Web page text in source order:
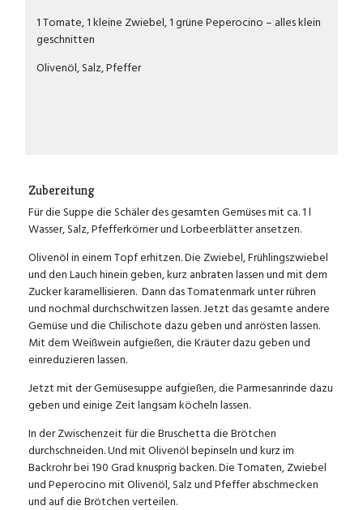
1 Tomate, 1 kleine Zwiebel, 1 grüne Peperocino – alles klein
geschnitten
Olivenöl, Salz, Pfeffer
Zubereitung
Für die Suppe die Schäler des gesamten Gemüses mit ca. 1 l
Wasser, Salz, Pfefferkörner und Lorbeerblätter ansetzen.
Olivenöl in einem Topf erhitzen. Die Zwiebel, Frühlingszwiebel
und den Lauch hinein geben, kurz anbraten lassen und mit dem
Zucker karamellisieren. Dann das Tomatenmark unter rühren
und nochmal durchschwitzen lassen. Jetzt das gesamte andere
Gemüse und die Chilischote dazu geben und anrösten lassen.
Mit dem Weißwein aufgießen, die Kräuter dazu geben und
einreduzieren lassen.
Jetzt mit der Gemüsesuppe aufgießen, die Parmesanrinde dazu
geben und einige Zeit langsam köcheln lassen.
In der Zwischenzeit für die Bruschetta die Brötchen
durchschneiden. Und mit Olivenöl bepinseln und kurz im
Backrohr bei 190 Grad knusprig backen. Die Tomaten, Zwiebel
und Peperocino mit Olivenöl, Salz und Pfeffer abschmecken
und auf die Brötchen verteilen.